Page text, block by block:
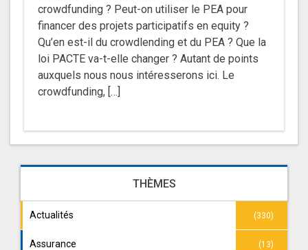
crowdfunding ? Peut-on utiliser le PEA pour
financer des projets participatifs en equity ?
Qu’en est-il du crowdlending et du PEA ? Que la
loi PACTE va-t-elle changer ? Autant de points
auxquels nous nous intéresserons ici. Le
crowdfunding, […]
THÈMES
Actualités (330)
Assurance (13)